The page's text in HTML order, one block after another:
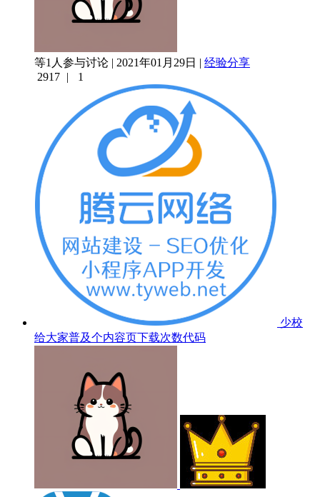
等1人参与讨论 | 2021年01月29日 | 经验分享
2917 | 1
少校
给大家普及个内容页下载次数代码